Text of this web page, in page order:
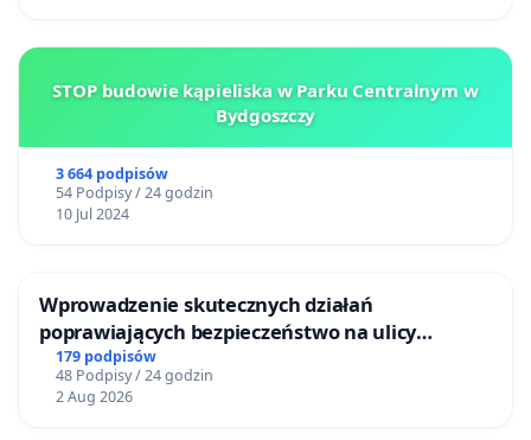
STOP budowie kąpieliska w Parku Centralnym w
Bydgoszczy
3 664 podpisów
54 Podpisy / 24 godzin
10 Jul 2024
Wprowadzenie skutecznych działań
poprawiających bezpieczeństwo na ulicy
Żeromskiego w Otwocku
179 podpisów
48 Podpisy / 24 godzin
2 Aug 2026